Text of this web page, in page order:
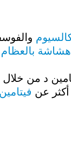
هشاشة بالعظام
د من خلال
عن